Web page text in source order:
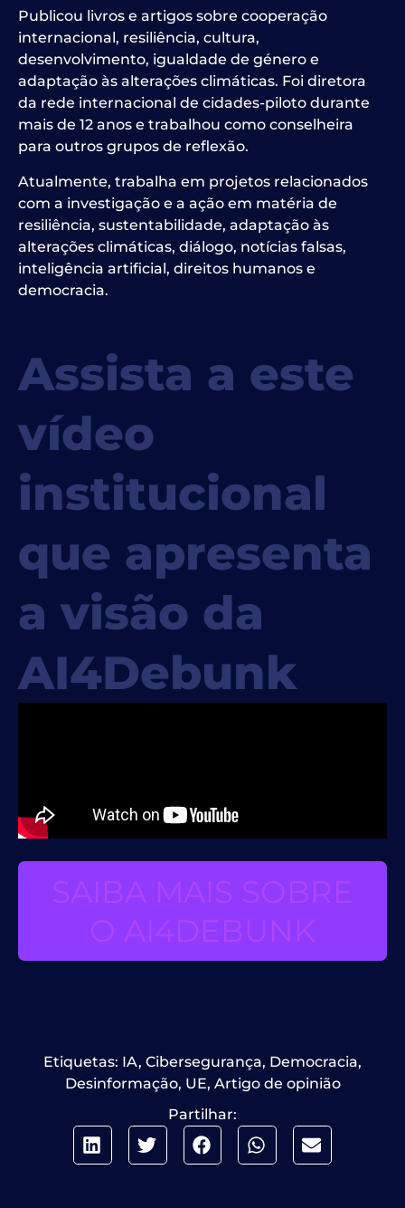
Publicou livros e artigos sobre cooperação
internacional, resiliência, cultura,
desenvolvimento, igualdade de género e
adaptação às alterações climáticas. Foi diretora
da rede internacional de cidades-piloto durante
mais de 12 anos e trabalhou como conselheira
para outros grupos de reflexão.
Atualmente, trabalha em projetos relacionados
com a investigação e a ação em matéria de
resiliência, sustentabilidade, adaptação às
alterações climáticas, diálogo, notícias falsas,
inteligência artificial, direitos humanos e
democracia.
Assista a este
vídeo
institucional
que apresenta
a visão da
AI4Debunk
SAIBA MAIS SOBRE
O AI4DEBUNK
Etiquetas: IA, Cibersegurança, Democracia,
Desinformação, UE, Artigo de opinião
Partilhar: